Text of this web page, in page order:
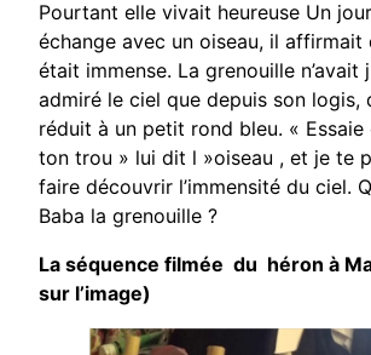
Pourtant elle vivait heureuse Un
échange avec un oiseau, il affirmait
était immense. La grenouille n’avait
admiré le ciel que depuis son logis,
réduit à un petit rond bleu. «
ton trou » lui dit l »oiseau , et je te
faire découvrir l’immensité du ciel.
Baba la grenouille ?
La séquence filmée du héron à
sur l’image)